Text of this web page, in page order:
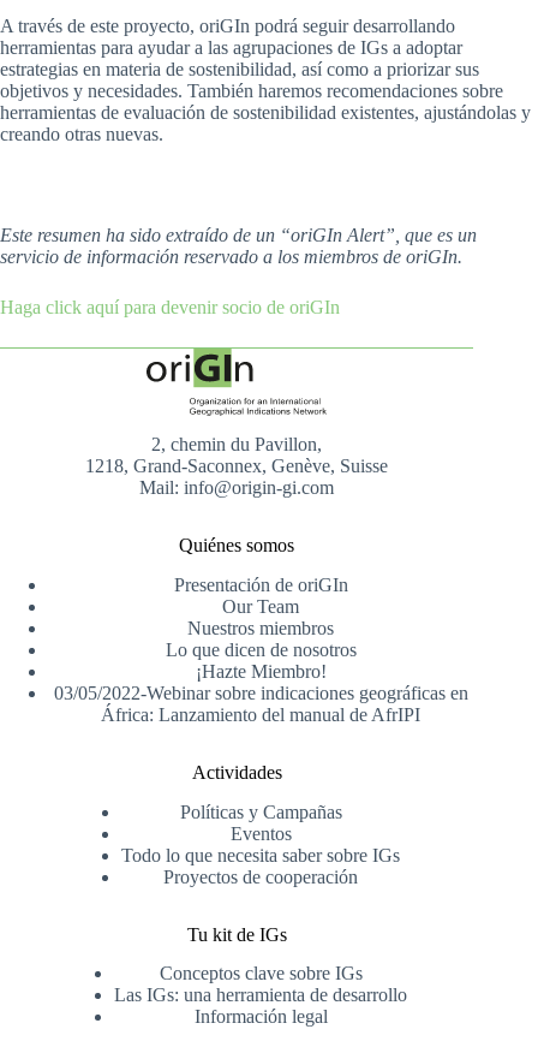
A través de este proyecto, oriGIn podrá seguir desarrollando
herramientas para ayudar a las agrupaciones de IGs a adoptar
estrategias en materia de sostenibilidad, así como a priorizar sus
objetivos y necesidades. También haremos recomendaciones sobre
herramientas de evaluación de sostenibilidad existentes, ajustándolas y
creando otras nuevas.
Este resumen ha sido extraído de un “oriGIn Alert”, que es un
servicio de información reservado a los miembros de oriGIn.
Haga click aquí para devenir socio de oriGIn
2, chemin du Pavillon,
1218, Grand-Saconnex, Genève, Suisse
Mail: info@origin-gi.com
Quiénes somos
Presentación de oriGIn
Our Team
Nuestros miembros
Lo que dicen de nosotros
¡Hazte Miembro!
03/05/2022-Webinar sobre indicaciones geográficas en
África: Lanzamiento del manual de AfrIPI
Actividades
Políticas y Campañas
Eventos
Todo lo que necesita saber sobre IGs
Proyectos de cooperación
Tu kit de IGs
Conceptos clave sobre IGs
Las IGs: una herramienta de desarrollo
Información legal